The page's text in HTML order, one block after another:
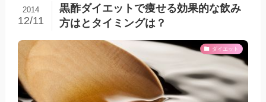
黒酢ダイエットで痩せる効果的な飲み
方はとタイミングは？
2014
12/11
ダイエット